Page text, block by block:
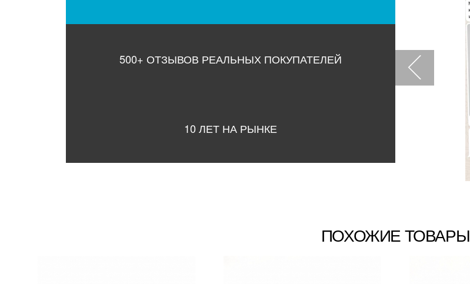
500+ ОТЗЫВОВ РЕАЛЬНЫХ ПОКУПАТЕЛЕЙ
10 ЛЕТ НА РЫНКЕ
ПОХОЖИЕ ТОВАРЫ